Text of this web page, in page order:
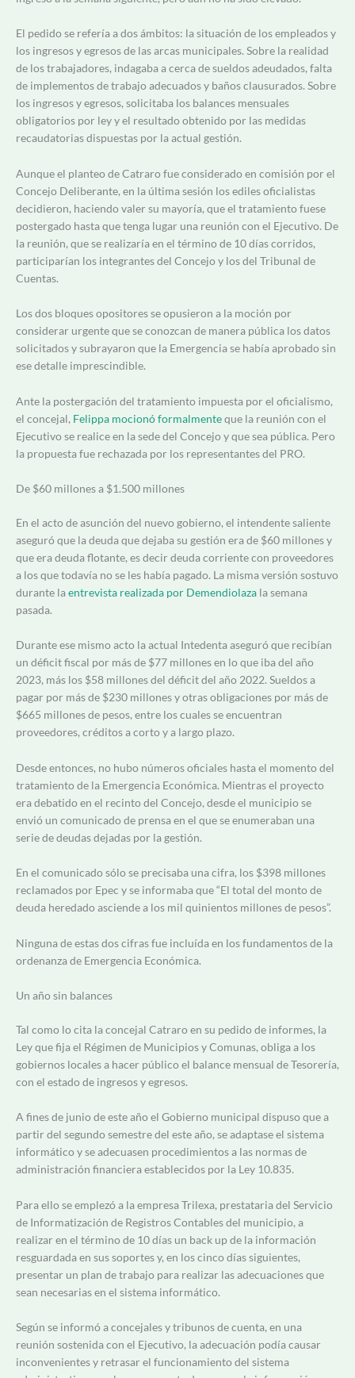
El pedido se refería a dos ámbitos: la situación de los empleados y
los ingresos y egresos de las arcas municipales. Sobre la realidad
de los trabajadores, indagaba a cerca de sueldos adeudados, falta
de implementos de trabajo adecuados y baños clausurados. Sobre
los ingresos y egresos, solicitaba los balances mensuales
obligatorios por ley y el resultado obtenido por las medidas
recaudatorias dispuestas por la actual gestión.
Aunque el planteo de Catraro fue considerado en comisión por el
Concejo Deliberante, en la última sesión los ediles oficialistas
decidieron, haciendo valer su mayoría, que el tratamiento fuese
postergado hasta que tenga lugar una reunión con el Ejecutivo. De
la reunión, que se realizaría en el término de 10 días corridos,
participarían los integrantes del Concejo y los del Tribunal de
Cuentas.
Los dos bloques opositores se opusieron a la moción por
considerar urgente que se conozcan de manera pública los datos
solicitados y subrayaron que la Emergencia se había aprobado sin
ese detalle imprescindible.
Ante la postergación del tratamiento impuesta por el oficialismo,
el concejal, Felippa mocionó formalmenteque la reunión con el
Ejecutivo se realice en la sede del Concejo y que sea pública. Pero
la propuesta fue rechazada por los representantes del PRO.
De $60 millones a $1.500 millones
En el acto de asunción del nuevo gobierno, el intendente saliente
aseguró que la deuda que dejaba su gestión era de $60 millones y
que era deuda flotante, es decir deuda corriente con proveedores
a los que todavía no se les había pagado. La misma versión sostuvo
durante laentrevista realizada por Demendiolaza la semana
pasada.
Durante ese mismo acto la actual Intedenta aseguró que recibían
un déficit fiscal por más de $77 millones en lo que iba del año
2023, más los $58 millones del déficit del año 2022. Sueldos a
pagar por más de $230 millones y otras obligaciones por más de
$665 millones de pesos, entre los cuales se encuentran
proveedores, créditos a corto y a largo plazo.
Desde entonces, no hubo números oficiales hasta el momento del
tratamiento de la Emergencia Económica. Mientras el proyecto
era debatido en el recinto del Concejo, desde el municipio se
envió un comunicado de prensa en el que se enumeraban una
serie de deudas dejadas por la gestión.
En el comunicado sólo se precisaba una cifra, los $398 millones
reclamados por Epec y se informaba que “El total del monto de
deuda heredado asciende a los mil quinientos millones de pesos”.
Ninguna de estas dos cifras fue incluída en los fundamentos de la
ordenanza de Emergencia Económica.
Un año sin balances
Tal como lo cita la concejal Catraro en su pedido de informes, la
Ley que fija el Régimen de Municipios y Comunas, obliga a los
gobiernos locales a hacer público el balance mensual de Tesorería,
con el estado de ingresos y egresos.
A fines de junio de este año el Gobierno municipal dispuso que a
partir del segundo semestre del este año, se adaptase el sistema
informático y se adecuasen procedimientos a las normas de
administración financiera establecidos por la Ley 10.835.
Para ello se emplezó a la empresa Trilexa, prestataria del Servicio
de Informatización de Registros Contables del municipio, a
realizar en el término de 10 días un back up de la información
resguardada en sus soportes y, en los cinco días siguientes,
presentar un plan de trabajo para realizar las adecuaciones que
sean necesarias en el sistema informático.
Según se informó a concejales y tribunos de cuenta, en una
reunión sostenida con el Ejecutivo, la adecuación podía causar
inconvenientes y retrasar el funcionamiento del sistema